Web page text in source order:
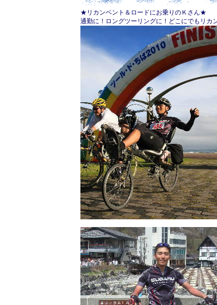
★リカンベント＆ロードにお乗りのＫさん★
通勤に！ロングツーリングに！どこにでもリカ